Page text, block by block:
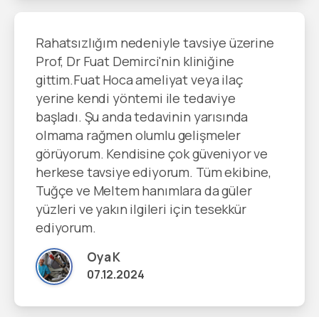
Rahatsızlığım nedeniyle tavsiye üzerine
Prof, Dr Fuat Demirci'nin kliniğine
gittim.Fuat Hoca ameliyat veya ilaç
yerine kendi yöntemi ile tedaviye
başladı. Şu anda tedavinin yarısında
olmama rağmen olumlu gelişmeler
görüyorum. Kendisine çok güveniyor ve
herkese tavsiye ediyorum. Tüm ekibine,
Tuğçe ve Meltem hanımlara da güler
yüzleri ve yakın ilgileri için tesekkür
ediyorum.
Oya K
07.12.2024